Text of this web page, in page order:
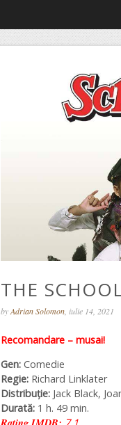
THE
byAdrian Solomon , iulie 14, 2021
Recomandare – musai!
Gen: Comedie
Regie: Richard Linklater
Distribuție: Jack Black,
Durată: 1 h. 49 min.